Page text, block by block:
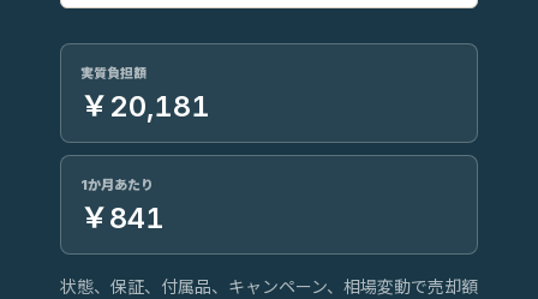
実質負担額
￥20,181
1か月あたり
￥841
状態、保証、付属品、キャンペーン、相場変動で売却額